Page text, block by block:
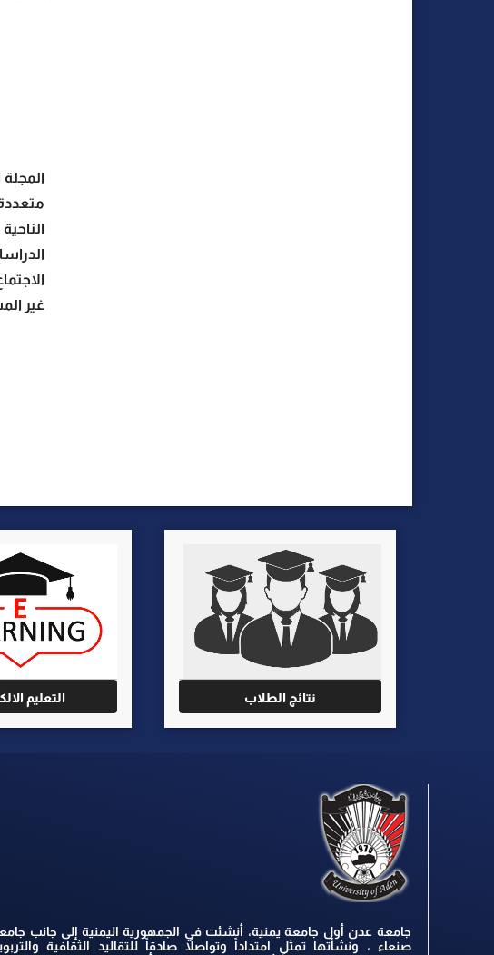
غير
نتائج الطلاب التعليم
جامعة عدن أول جامعة يمنية، أنشئت في الجمهورية اليمنية إلى جانب
صنعاء ، ونشأتها تمثل امتداداً وتواصلاً صادقاً للتقاليد الثقافية